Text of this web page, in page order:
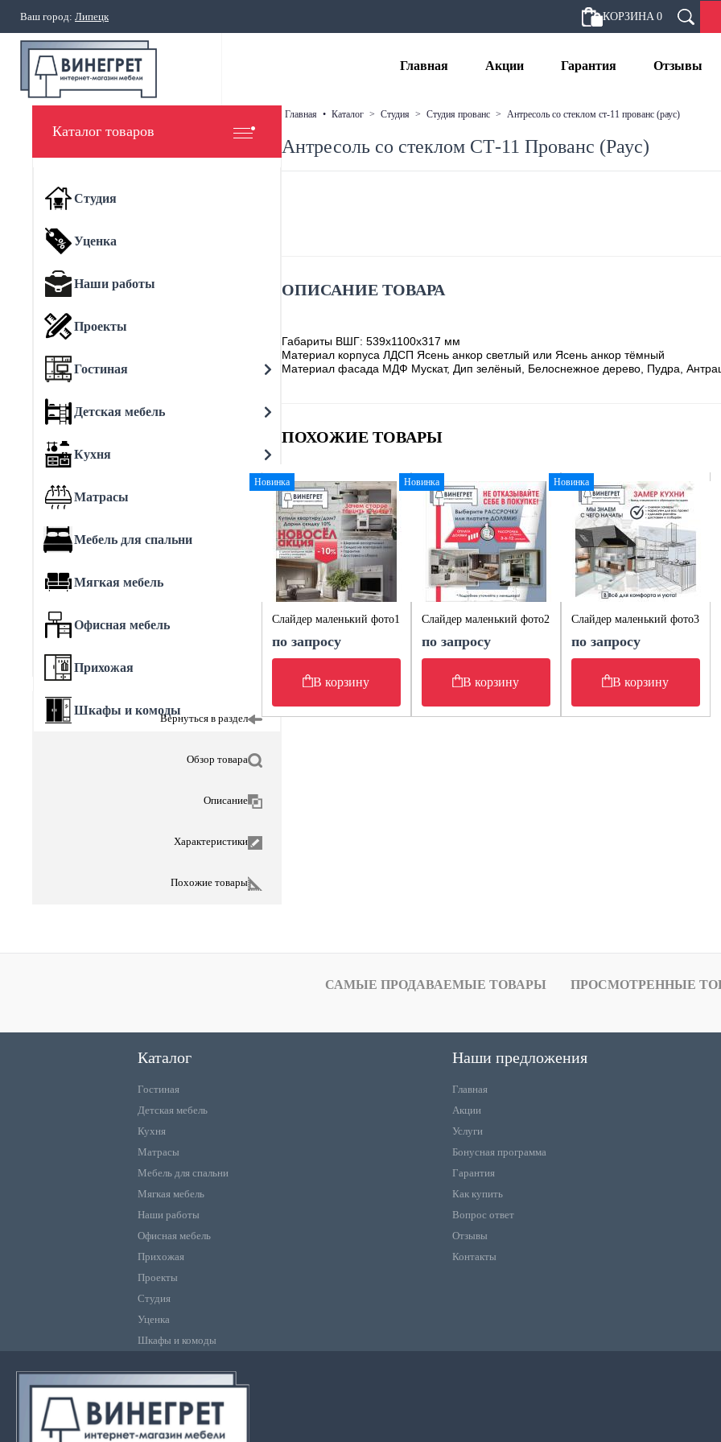
Ваш город: Липецк КОРЗИНА 0
Главная Акции Гарантия Отзывы
Каталог товаров
Студия
Уценка
Наши работы
Проекты
Гостиная
Детская мебель
Кухня
Матрасы
Мебель для спальни
Мягкая мебель
Офисная мебель
Прихожая
Шкафы и комоды
Вернуться в раздел
Обзор товара
Описание
Характеристики
Похожие товары
главная • каталог > студия > студия прованс > антресоль со стеклом ст-11 прованс (раус)
Антресоль со стеклом СТ-11 Прованс (Раус)
ОПИСАНИЕ ТОВАРА
Габариты ВШГ: 539х1100х317 мм
Материал корпуса ЛДСП Ясень анкор светлый или Ясень анкор тёмный
Материал фасада МДФ Мускат, Дип зелёный, Белоснежное дерево, Пудра,
ПОХОЖИЕ ТОВАРЫ
Новинка
Слайдер маленький фото1
по запросу
В корзину
Новинка
Слайдер маленький фото2
по запросу
В корзину
Новинка
Слайдер маленький фото3
по запросу
В корзину
САМЫЕ ПРОДАВАЕМЫЕ ТОВАРЫ ПРОСМОТРЕННЫЕ
Каталог
Гостиная
Детская мебель
Кухня
Матрасы
Мебель для спальни
Мягкая мебель
Наши работы
Офисная мебель
Прихожая
Проекты
Студия
Уценка
Шкафы и комоды
Наши предложения
Главная
Акции
Услуги
Бонусная программа
Гарантия
Как купить
Вопрос ответ
Отзывы
Контакты